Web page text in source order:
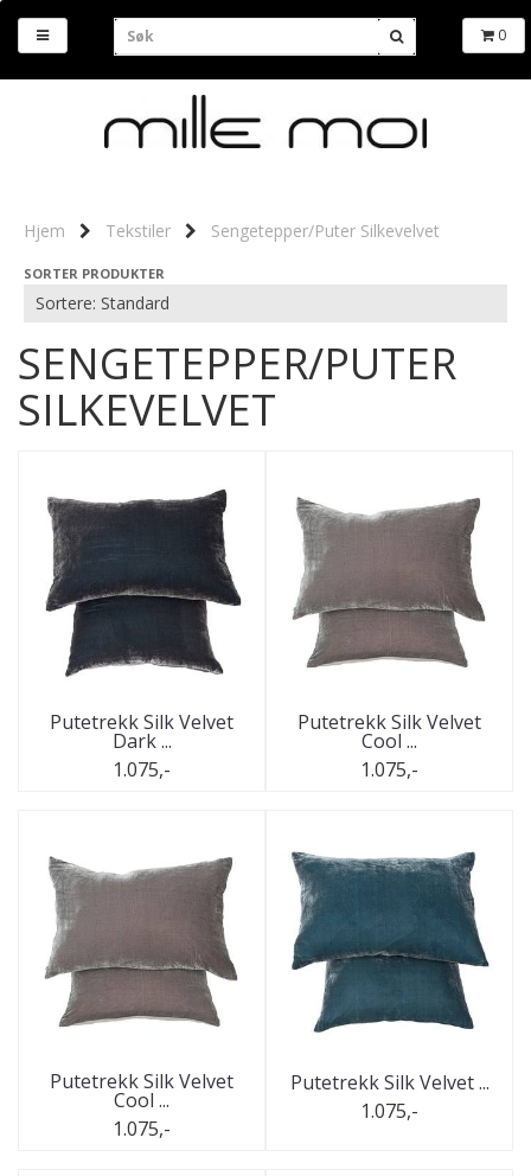
0
Hjem Tekstiler Sengetepper/Puter Silkevelvet
SORTER PRODUKTER
SENGETEPPER/PUTER
SILKEVELVET
Putetrekk Silk Velvet
Dark ...
1.075,-
Putetrekk Silk Velvet
Cool ...
1.075,-
Putetrekk Silk Velvet
Cool ...
1.075,-
Putetrekk Silk Velvet ...
1.075,-